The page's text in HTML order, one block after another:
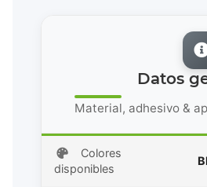
Datos
Material, adhesivo &
Colores
disponibles